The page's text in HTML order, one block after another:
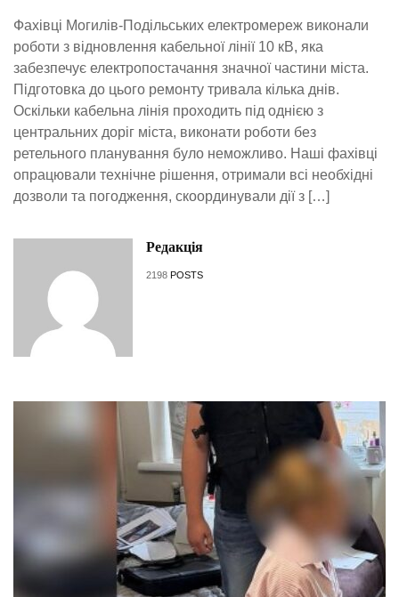
Фахівці Могилів-Подільських електромереж виконали
роботи з відновлення кабельної лінії 10 кВ, яка
забезпечує електропостачання значної частини міста.
Підготовка до цього ремонту тривала кілька днів.
Оскільки кабельна лінія проходить під однією з
центральних доріг міста, виконати роботи без
ретельного планування було неможливо. Наші фахівці
опрацювали технічне рішення, отримали всі необхідні
дозволи та погодження, скоординували дії з […]
Редакція
2198 POSTS